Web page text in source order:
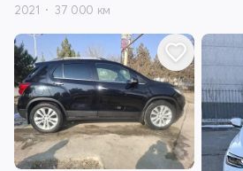
2021 37 000 км